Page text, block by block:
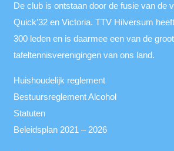
De club is ontstaan door de fusie van de
Quick’32 en Victoria. TTV Hilversum
300 leden en is daarmee een van de
tafeltennisverenigingen van ons land.
Huishoudelijk reglement
Bestuursreglement Alcohol
Statuten
Beleidsplan 2021 – 2026